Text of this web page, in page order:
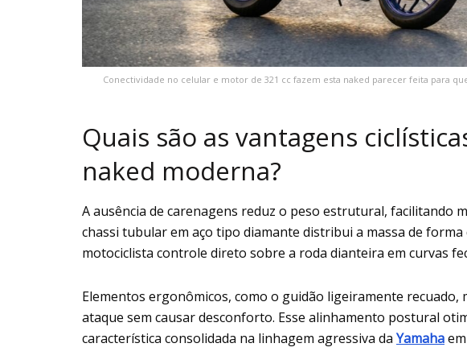
Conectividade no celular e motor de 321 cc fazem esta naked parecer feita para
Quais são as vantagens
naked moderna?
A ausência de carenagens reduz o peso estrutural, facilitando
chassi tubular em aço tipo diamante distribui a massa de
motociclista controle direto sobre a roda dianteira em curvas
Elementos ergonômicos, como o guidão ligeiramente
ataque sem causar desconforto. Esse alinhamento postural
característica consolidada na linhagem agressiva da Yamaha